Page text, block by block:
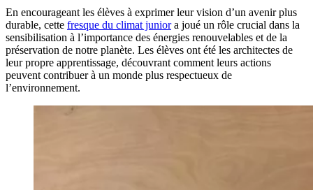
En encourageant les élèves à exprimer leur vision d’un avenir plus
durable, cette fresque du climat juniora joué un rôle crucial dans la
sensibilisation à l’importance des énergies renouvelables et de la
préservation de notre planète. Les élèves ont été les architectes de
leur propre apprentissage, découvrant comment leurs actions
peuvent contribuer à un monde plus respectueux de
l’environnement.